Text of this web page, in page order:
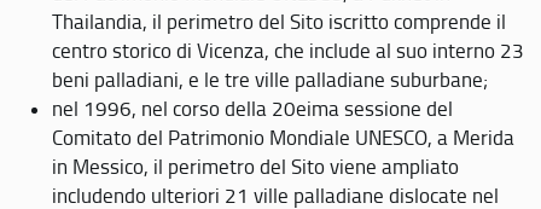
Thailandia, il perimetro del Sito iscritto comprende il
centro storico di Vicenza, che include al suo interno 23
beni palladiani, e le tre ville palladiane suburbane;
nel 1996, nel corso della 20eima sessione del
Comitato del Patrimonio Mondiale UNESCO, a Merida
in Messico, il perimetro del Sito viene ampliato
includendo ulteriori 21 ville palladiane dislocate nel